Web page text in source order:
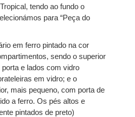
tendo ao fundo o
para “Peça do
em ferro pintado na cor
sendo o superior
e lados com vidro
em vidro; e o
mais pequeno, com porta de
a ferro. Os pés altos e
pintados de preto)